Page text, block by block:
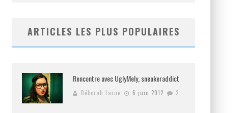
ARTICLES LES PLUS POPULAIRES
Rencontre avec UglyMely, sneakeraddict
Déborah Larue 6 juin 2012 2